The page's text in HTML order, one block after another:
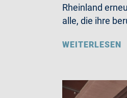
Rheinland
alle, die ihre
WEITERLESEN